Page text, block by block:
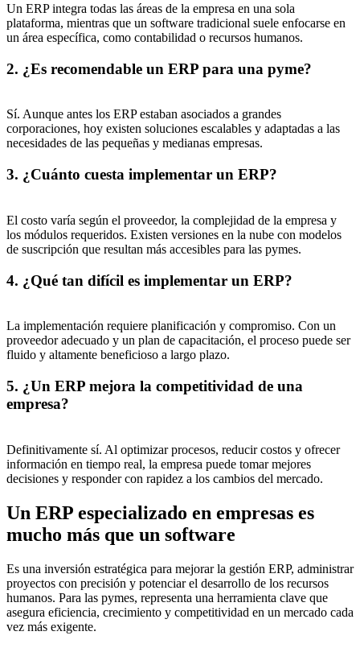
Un ERP integra todas las áreas de la empresa en una sola
plataforma, mientras que un software tradicional suele enfocarse en
un área específica, como contabilidad o recursos humanos.
2. ¿Es recomendable un ERP para una pyme?
Sí. Aunque antes los ERP estaban asociados a grandes
corporaciones, hoy existen soluciones escalables y adaptadas a las
necesidades de las pequeñas y medianas empresas.
3. ¿Cuánto cuesta implementar un ERP?
El costo varía según el proveedor, la complejidad de la empresa y
los módulos requeridos. Existen versiones en la nube con modelos
de suscripción que resultan más accesibles para las pymes.
4. ¿Qué tan difícil es implementar un ERP?
La implementación requiere planificación y compromiso. Con un
proveedor adecuado y un plan de capacitación, el proceso puede ser
fluido y altamente beneficioso a largo plazo.
5. ¿Un ERP mejora la competitividad de una
empresa?
Definitivamente sí. Al optimizar procesos, reducir costos y ofrecer
información en tiempo real, la empresa puede tomar mejores
decisiones y responder con rapidez a los cambios del mercado.
Un ERP especializado en empresas es
mucho más que un software
Es una inversión estratégica para mejorar la gestión ERP, administrar
proyectos con precisión y potenciar el desarrollo de los recursos
humanos. Para las pymes, representa una herramienta clave que
asegura eficiencia, crecimiento y competitividad en un mercado cada
vez más exigente.